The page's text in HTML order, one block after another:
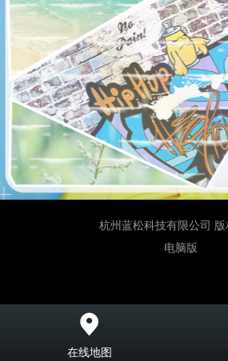
杭州蓝松科技有限公司
电脑版
在线地图